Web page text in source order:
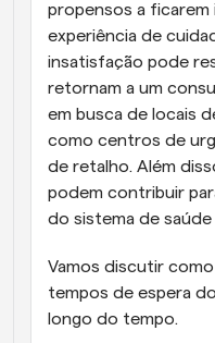
propensos a ficarem
experiência de
insatisfação pode
retornam a um
em busca de locais
como centros de
de retalho. Além
podem contribuir
do sistema de
Vamos discutir
tempos de espera
longo do tempo.